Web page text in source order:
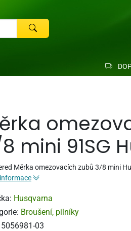
mini 91SG
Měrka omezovacích zubů 3/8 mini
Husqvarna
Broušení, pilníky
5056981-03